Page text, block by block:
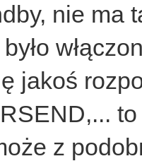
nie ma
jakoś
z